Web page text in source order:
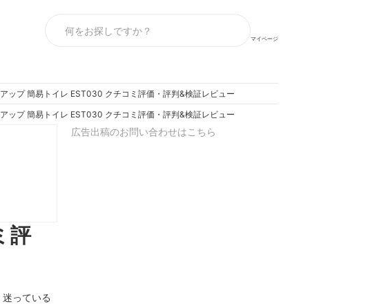
マイページ
ップ 簡易トイレ EST030 クチコミ評価・評判&検証レビュー
ップ 簡易トイレ EST030 クチコミ評価・評判&検証レビュー
評
っている
広告出稿のお問い合わせはこちら